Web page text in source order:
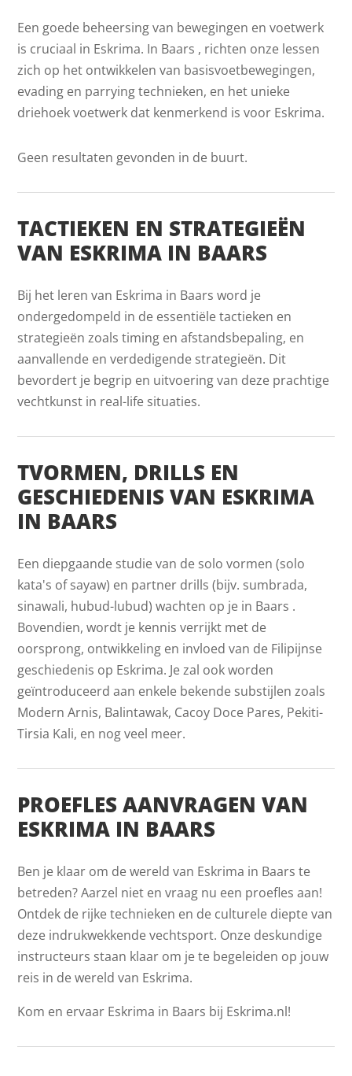
Een goede beheersing van bewegingen en voetwerk
is cruciaal in Eskrima. In Baars , richten onze lessen
zich op het ontwikkelen van basisvoetbewegingen,
evading en parrying technieken, en het unieke
driehoek voetwerk dat kenmerkend is voor Eskrima.
Geen resultaten gevonden in de buurt.
TACTIEKEN EN STRATEGIEËN
VAN ESKRIMA IN BAARS
Bij het leren van Eskrima in Baars word je
ondergedompeld in de essentiële tactieken en
strategieën zoals timing en afstandsbepaling, en
aanvallende en verdedigende strategieën. Dit
bevordert je begrip en uitvoering van deze prachtige
vechtkunst in real-life situaties.
TVORMEN, DRILLS EN
GESCHIEDENIS VAN ESKRIMA
IN BAARS
Een diepgaande studie van de solo vormen (solo
kata's of sayaw) en partner drills (bijv. sumbrada,
sinawali, hubud-lubud) wachten op je in Baars .
Bovendien, wordt je kennis verrijkt met de
oorsprong, ontwikkeling en invloed van de Filipijnse
geschiedenis op Eskrima. Je zal ook worden
geïntroduceerd aan enkele bekende substijlen zoals
Modern Arnis, Balintawak, Cacoy Doce Pares, Pekiti-
Tirsia Kali, en nog veel meer.
PROEFLES AANVRAGEN VAN
ESKRIMA IN BAARS
Ben je klaar om de wereld van Eskrima in Baars te
betreden? Aarzel niet en vraag nu een proefles aan!
Ontdek de rijke technieken en de culturele diepte van
deze indrukwekkende vechtsport. Onze deskundige
instructeurs staan klaar om je te begeleiden op jouw
reis in de wereld van Eskrima.
Kom en ervaar Eskrima in Baars bij Eskrima.nl!